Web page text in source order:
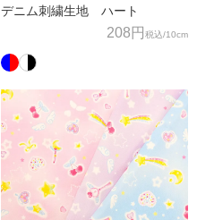
デニム刺繍生地 ハート
208円 税込/10cm